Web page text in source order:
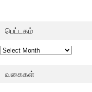
பெட்டகம்
பெட்டகம்
வகைகள்